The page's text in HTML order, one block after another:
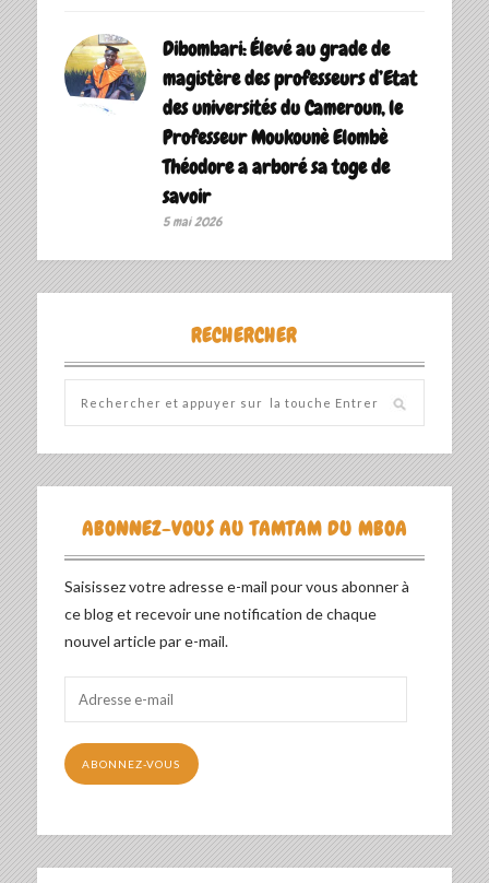
Dibombari: Élevé au grade de
magistère des professeurs d’Etat
des universités du Cameroun, le
Professeur Moukounè Elombè
Théodore a arboré sa toge de
savoir ‎
5 mai 2026
RECHERCHER
ABONNEZ-VOUS AU TAMTAM DU MBOA
Saisissez votre adresse e-mail pour vous abonner à
ce blog et recevoir une notification de chaque
nouvel article par e-mail.
mail
ABONNEZ-VOUS